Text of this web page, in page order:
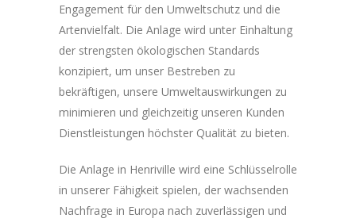
Engagement für den Umweltschutz und die
Artenvielfalt. Die Anlage wird unter Einhaltung
der strengsten ökologischen Standards
konzipiert, um unser Bestreben zu
bekräftigen, unsere Umweltauswirkungen zu
minimieren und gleichzeitig unseren Kunden
Dienstleistungen höchster Qualität zu bieten.
Die Anlage in Henriville wird eine Schlüsselrolle
in unserer Fähigkeit spielen, der wachsenden
Nachfrage in Europa nach zuverlässigen und